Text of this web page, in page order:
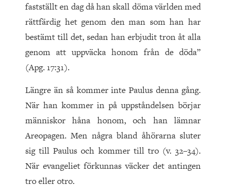
fastställt en dag då han skall döma världen med
rättfärdig het genom den man som han har
bestämt till det, sedan han erbjudit tron åt alla
genom att uppväcka honom från de döda”
(Apg. 17:31).
Längre än så kommer inte Paulus denna gång.
När han kommer in på uppståndelsen börjar
människor håna honom, och han lämnar
Areopagen. Men några bland åhörarna sluter
sig till Paulus och kommer till tro (v. 32–34).
När evangeliet förkunnas väcker det antingen
tro eller otro.